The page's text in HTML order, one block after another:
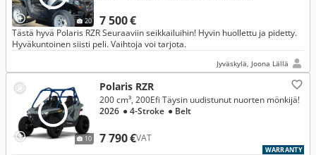
20 7 500 €
Tästä hyvä Polaris RZR Seuraaviin seikkailuihin! Hyvin huollettu ja pidetty.
Hyväkuntoinen siisti peli. Vaihtoja voi tarjota.
Jyväskylä, Joona Lällä
10
Polaris RZR
7 790 €VAT
200 cm³, 200Efi Täysin uudistunut nuorten mönkijä!
2026 ● 4-Stroke ● Belt
WARRANTY